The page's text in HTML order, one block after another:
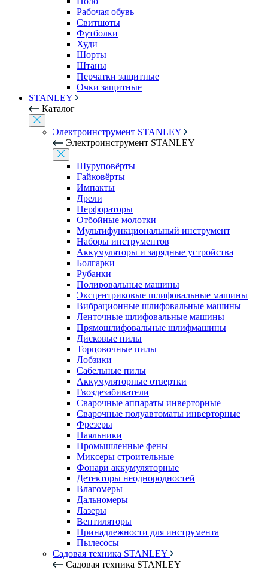
Рабочая обувь
Свитшоты
Футболки
Худи
Шорты
Штаны
Перчатки защитные
Очки защитные
STANLEY
Каталог
Электроинструмент STANLEY
Электроинструмент STANLEY
Шуруповёрты
Гайковёрты
Импакты
Дрели
Перфораторы
Отбойные молотки
Мультифункциональный инструмент
Наборы инструментов
Аккумуляторы и зарядные устройства
Болгарки
Рубанки
Полировальные машины
Эксцентриковые шлифовальные машины
Вибрационные шлифовальные машины
Ленточные шлифовальные машины
Прямошлифовальные шлифмашины
Дисковые пилы
Торцовочные пилы
Лобзики
Сабельные пилы
Аккумуляторные отвертки
Гвоздезабиватели
Сварочные аппараты инверторные
Сварочные полуавтоматы инверторные
Фрезеры
Паяльники
Промышленные фены
Миксеры строительные
Фонари аккумуляторные
Детекторы неоднородностей
Влагомеры
Дальномеры
Лазеры
Вентиляторы
Принадлежности для инструмента
Пылесосы
Садовая техника STANLEY
Садовая техника STANLEY